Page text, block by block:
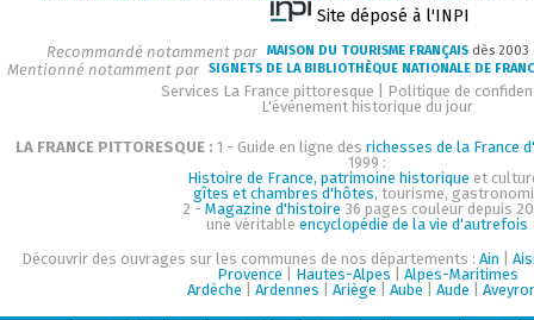
Site déposé à l'INPI
Recommandé notamment par MAISON DU TOURISME FRANÇAIS dès
Mentionné notamment par SIGNETS DE LA BIBLIOTHÈQUE NATIONALE DE
Services La France pittoresque
Politique de
L'événement historique du jour
LA FRANCE PITTORESQUE : 1 - Guide en ligne des richesses de la France
1999 :
Histoire de France, patrimoine historique et
gîtes et chambres d'hôtes, tourisme,
2 - Magazine d'histoire 36 pages couleur depuis
une véritable encyclopédie de la vie d'autrefois
Découvrir des ouvrages sur les communes de nos départements : Ain
Provence
Hautes-Alpes
Alpes-Maritimes
Ardèche
Ardennes Ariège Aube Aude